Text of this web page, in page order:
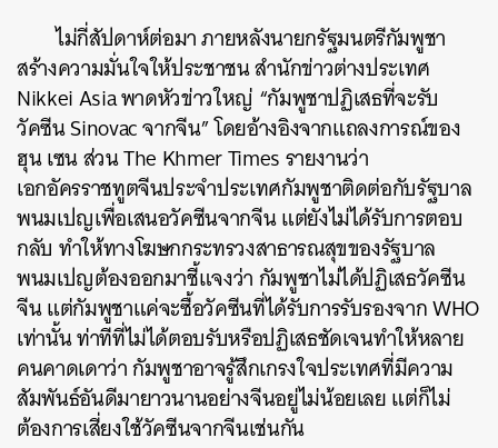
ไม่กี่สัปดาห์ต่อมา ภายหลังนายกรัฐมนตรีกัมพูชา
สร้างความมั่นใจให้ประชาชน สำนักข่าวต่างประเทศ
Nikkei Asia พาดหัวข่าวใหญ่ “กัมพูชาปฏิเสธที่จะรับ
วัคซีน Sinovac จากจีน” โดยอ้างอิงจากแถลงการณ์ของ
ฮุน เซน ส่วน The Khmer Times รายงานว่า
เอกอัครราชทูตจีนประจำประเทศกัมพูชาติดต่อกับรัฐบาล
พนมเปญเพื่อเสนอวัคซีนจากจีน แต่ยังไม่ได้รับการตอบ
กลับ ทำให้ทางโฆษกกระทรวงสาธารณสุขของรัฐบาล
พนมเปญต้องออกมาชี้แจงว่า กัมพูชาไม่ได้ปฏิเสธวัคซีน
จีน แต่กัมพูชาแค่จะซื้อวัคซีนที่ได้รับการรับรองจาก WHO
เท่านั้น ท่าทีที่ไม่ได้ตอบรับหรือปฏิเสธชัดเจนทำให้หลาย
คนคาดเดาว่า กัมพูชาอาจรู้สึกเกรงใจประเทศที่มีความ
สัมพันธ์อันดีมายาวนานอย่างจีนอยู่ไม่น้อยเลย แต่ก็ไม่
ต้องการเสี่ยงใช้วัคซีนจากจีนเช่นกัน
ค้นหา